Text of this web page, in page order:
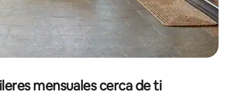
mensuales cerca de ti